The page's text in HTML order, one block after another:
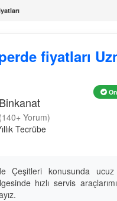
fiyatları
(140+ Yorum)
Tecrübe
Çeşitleri konusunda
hızlı servis